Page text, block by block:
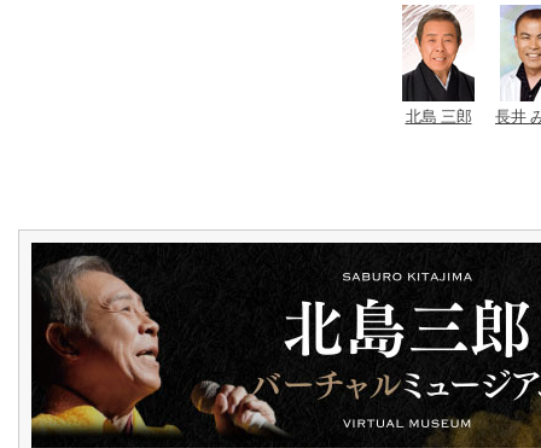
北島 三郎 長井